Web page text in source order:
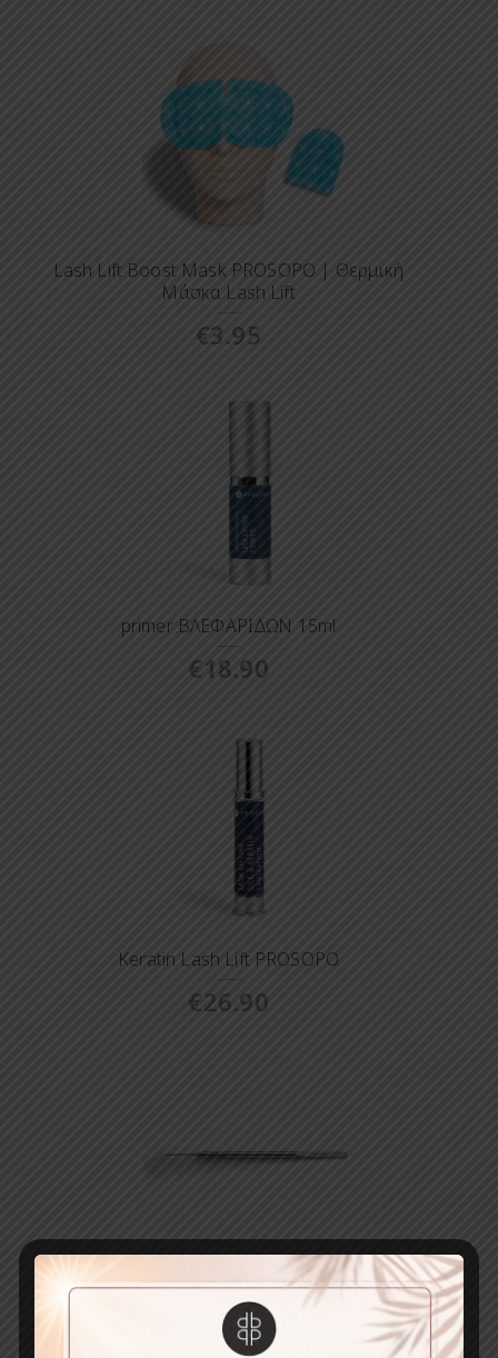
Lash Lift Boost Mask PROSOPO | Θερμική
Μάσκα Lash Lift
€3.95
primer ΒΛΕΦΑΡΙΔΩΝ 15ml
€18.90
Keratin Lash Lift PROSOPO
€26.90
Lash Lift Tool PROSOPO
11.90